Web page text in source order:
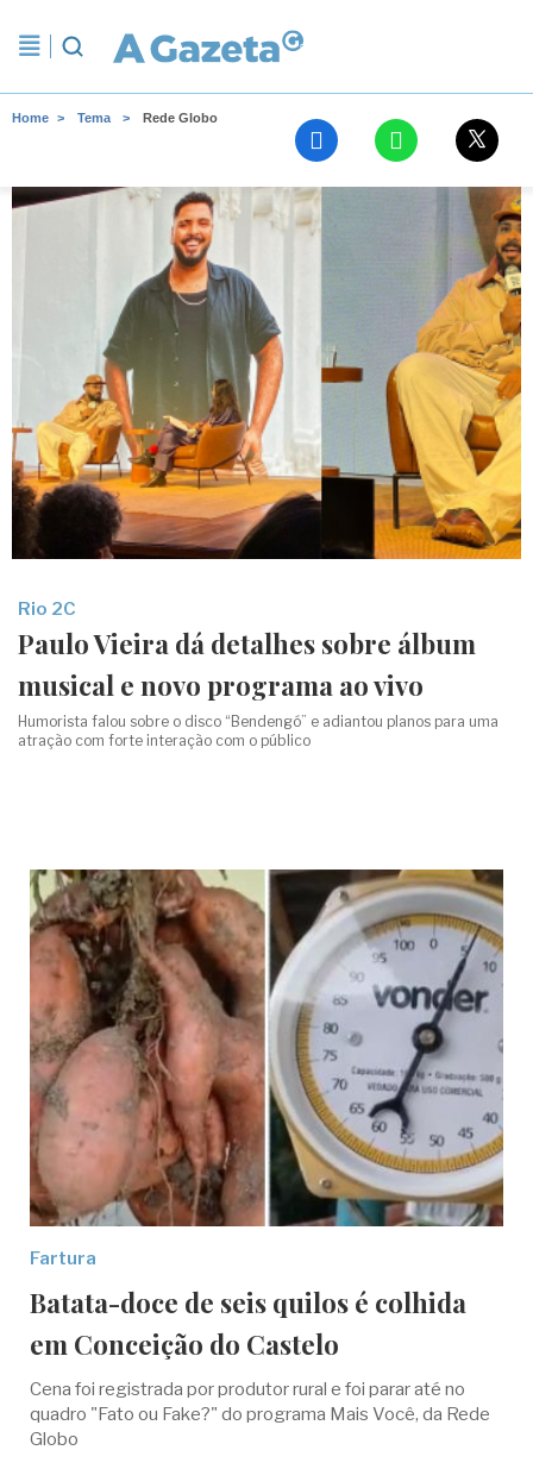
Home Tema Rede Globo
Rio 2C
Paulo Vieira dá detalhes sobre álbum
musical e novo programa ao vivo
Humorista falou sobre o disco “Bendengó” e adiantou planos para uma
atração com forte interação com o público
Fartura
Batata-doce de seis quilos é colhida
em Conceição do Castelo
Cena foi registrada por produtor rural e foi parar até no
quadro "Fato ou Fake?" do programa Mais Você, da Rede
Globo